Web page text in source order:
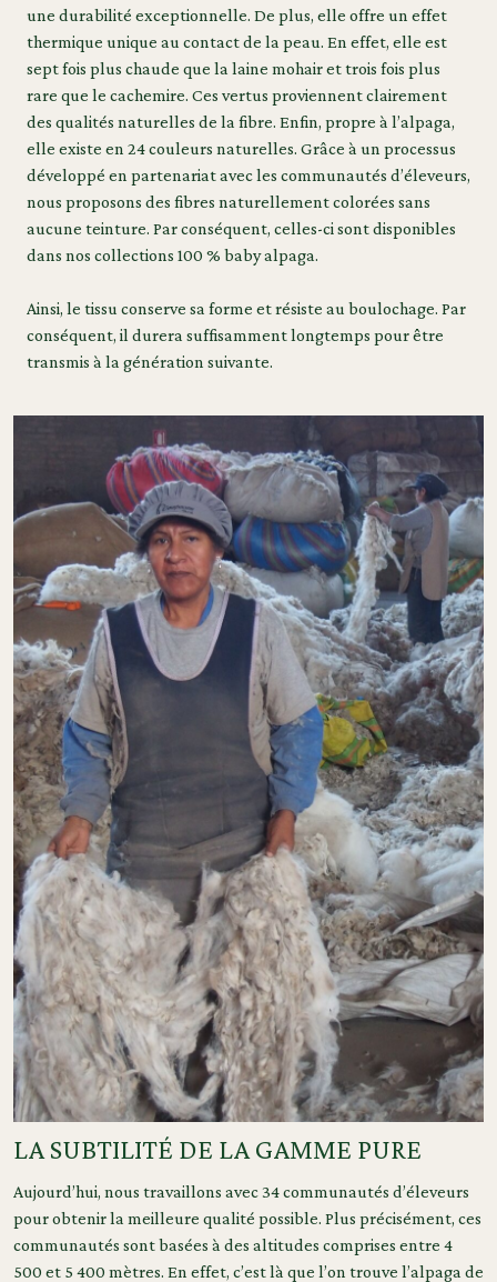
une durabilité exceptionnelle. De plus, elle offre un effet
thermique unique au contact de la peau. En effet, elle est
sept fois plus chaude que la laine mohair et trois fois plus
rare que le cachemire. Ces vertus proviennent clairement
des qualités naturelles de la fibre. Enfin, propre à l’alpaga,
elle existe en 24 couleurs naturelles. Grâce à un processus
développé en partenariat avec les communautés d’éleveurs,
nous proposons des fibres naturellement colorées sans
aucune teinture. Par conséquent, celles-ci sont disponibles
dans nos collections 100 % baby alpaga.
Ainsi, le tissu conserve sa forme et résiste au boulochage. Par
conséquent, il durera suffisamment longtemps pour être
transmis à la génération suivante.
LA SUBTILITÉ DE LA GAMME PURE
Aujourd’hui, nous travaillons avec 34 communautés d’éleveurs
pour obtenir la meilleure qualité possible. Plus précisément, ces
communautés sont basées à des altitudes comprises entre 4
500 et 5 400 mètres. En effet, c’est là que l’on trouve l’alpaga de